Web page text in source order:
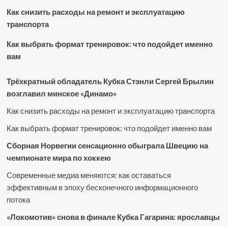
Как снизить расходы на ремонт и эксплуатацию
транспорта
Как выбрать формат тренировок: что подойдет именно
вам
Трёхкратный обладатель Кубка Стэнли Сергей Брылин
возглавил минское «Динамо»
Как снизить расходы на ремонт и эксплуатацию транспорта
Как выбрать формат тренировок: что подойдет именно вам
Сборная Норвегии сенсационно обыграла Швецию на
чемпионате мира по хоккею
Современные медиа меняются: как оставаться
эффективным в эпоху бесконечного информационного
потока
«Локомотив» снова в финале Кубка Гагарина: ярославцы